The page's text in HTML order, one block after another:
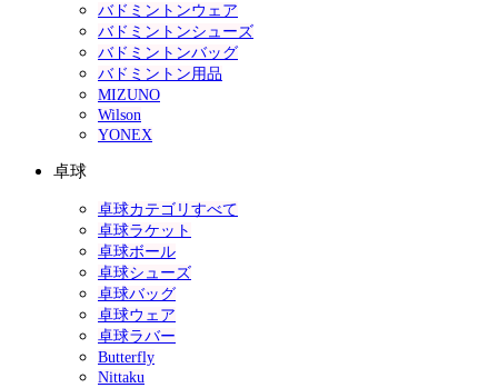
バドミントンウェア
バドミントンシューズ
バドミントンバッグ
バドミントン用品
MIZUNO
Wilson
YONEX
卓球
卓球カテゴリすべて
卓球ラケット
卓球ボール
卓球シューズ
卓球バッグ
卓球ウェア
卓球ラバー
Butterfly
Nittaku